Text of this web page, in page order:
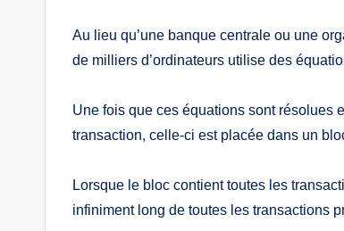
Au lieu qu’une banque centrale ou une
de milliers d’ordinateurs utilise des
Une fois que ces équations sont résolues
transaction, celle-ci est placée dans un
Lorsque le bloc contient toutes les
infiniment long de toutes les transactions